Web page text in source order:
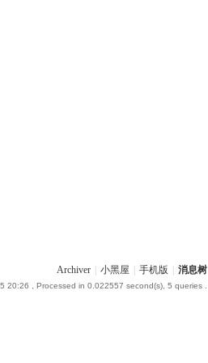
Archiver 小黑屋 手机版 消息树
20:26 , Processed in 0.022557 second(s), 5 queries .